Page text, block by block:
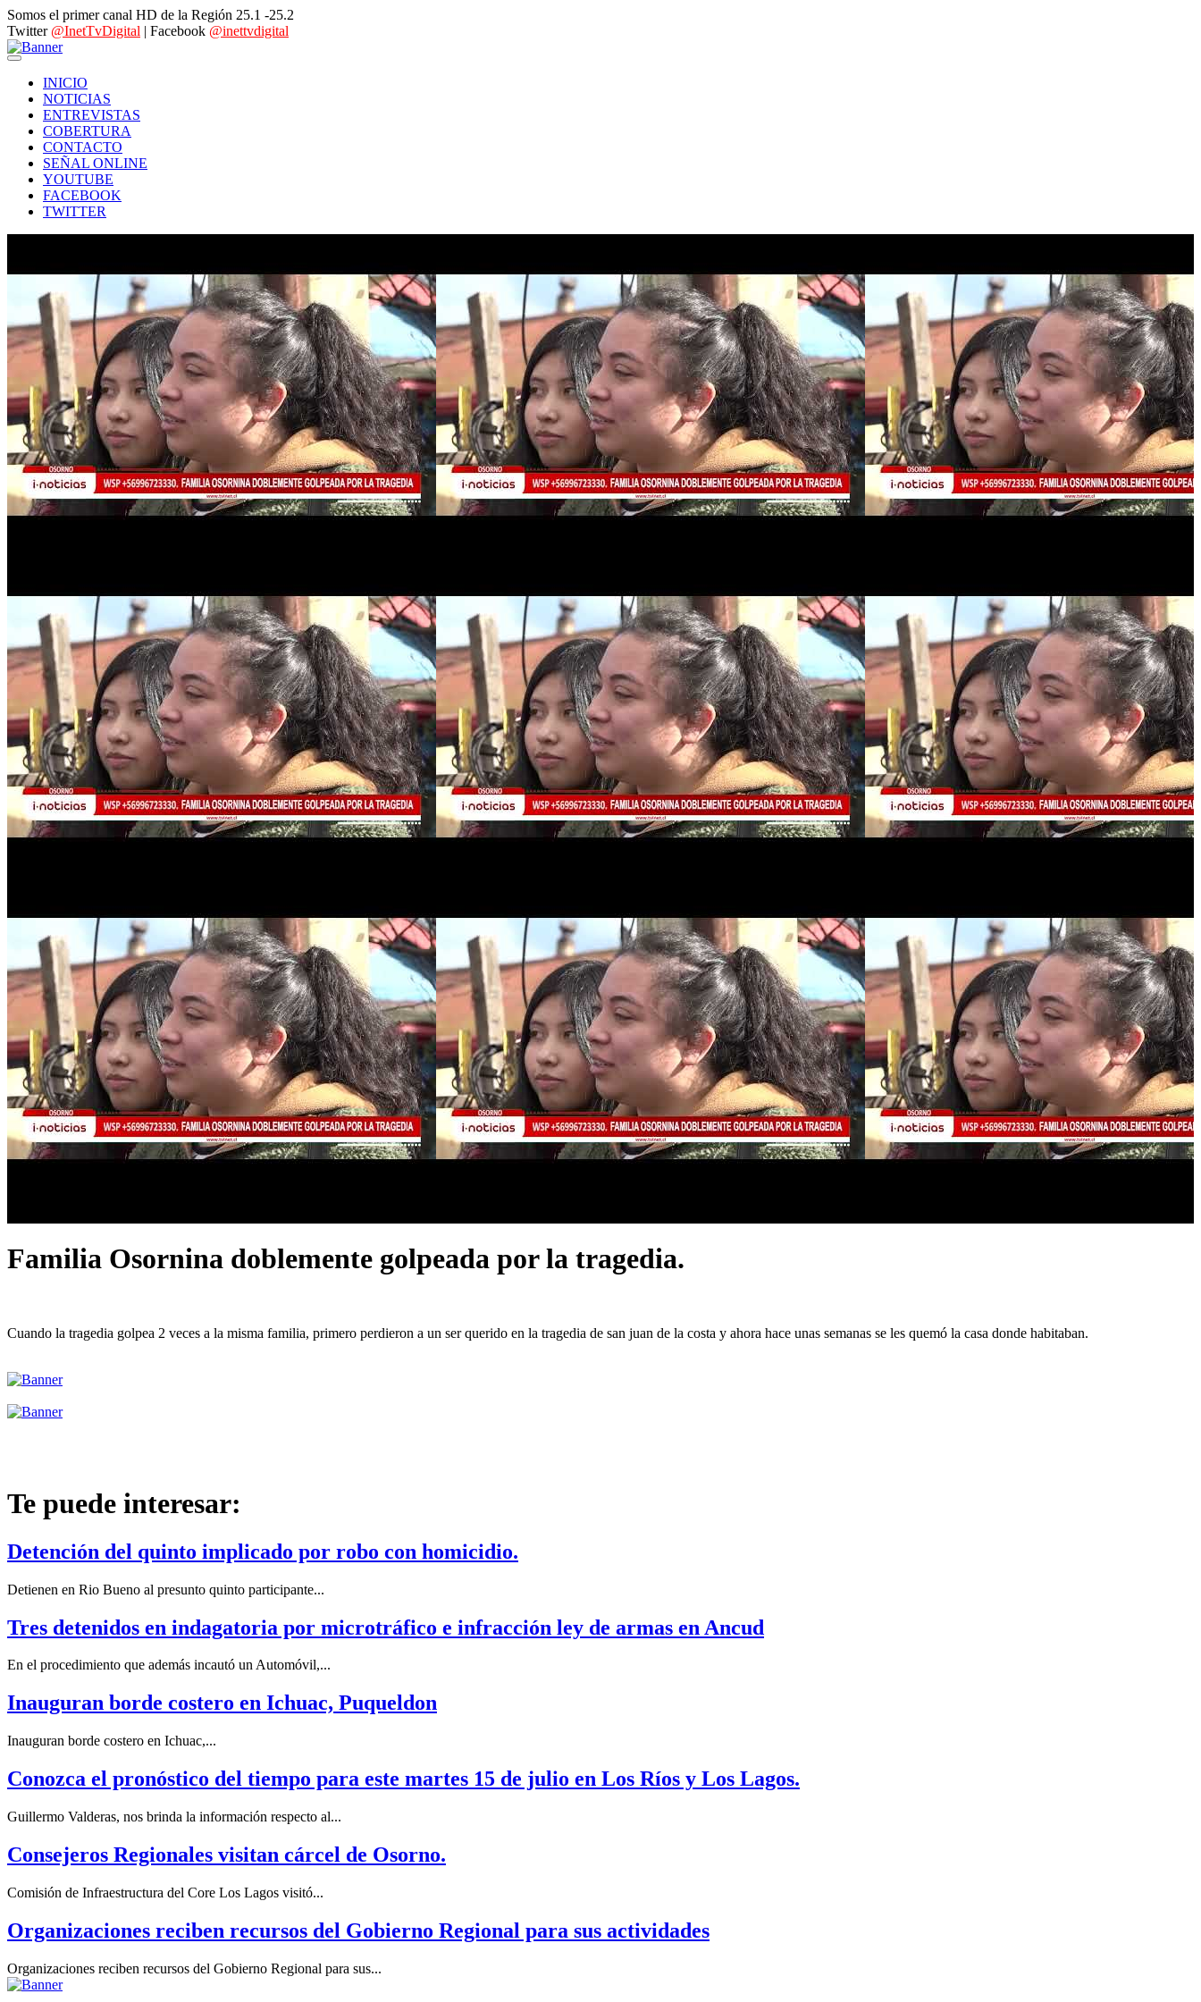
Somos el primer canal HD de la Región 25.1 -25.2
Twitter @InetTvDigital | Facebook @inettvdigital
INICIO
NOTICIAS
ENTREVISTAS
COBERTURA
CONTACTO
SEÑAL ONLINE
YOUTUBE
FACEBOOK
TWITTER
Familia Osornina doblemente golpeada por la tragedia.
Cuando la tragedia golpea 2 veces a la misma familia, primero perdieron a un ser querido en la tragedia de san juan de la costa y ahora hace unas semanas se les quemó la casa donde habitaban.
Te puede interesar:
Detención del quinto implicado por robo con homicidio.
Detienen en Rio Bueno al presunto quinto participante...
Tres detenidos en indagatoria por microtráfico e infracción ley de armas en Ancud
En el procedimiento que además incautó un Automóvil,...
Inauguran borde costero en Ichuac, Puqueldon
Inauguran borde costero en Ichuac,...
Conozca el pronóstico del tiempo para este martes 15 de julio en Los Ríos y Los Lagos.
Guillermo Valderas, nos brinda la información respecto al...
Consejeros Regionales visitan cárcel de Osorno.
Comisión de Infraestructura del Core Los Lagos visitó...
Organizaciones reciben recursos del Gobierno Regional para sus actividades
Organizaciones reciben recursos del Gobierno Regional para sus...